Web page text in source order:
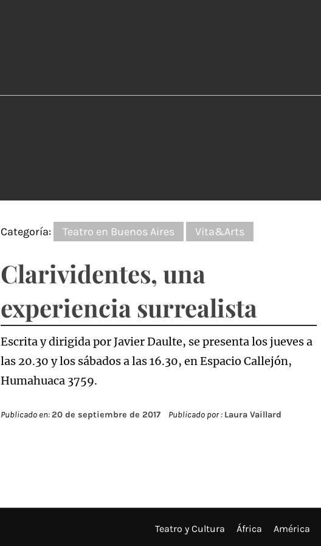
Categoría: Teatro en Buenos Aires Vita&Arts
Clarividentes, una
experiencia surrealista
Escrita y dirigida por Javier Daulte, se presenta los jueves a
las 20.30 y los sábados a las 16.30, en Espacio Callejón,
Humahuaca 3759.
Publicado en:20 de septiembre de 2017 Publicado por : Laura Vaillard
Teatro y Cultura África América